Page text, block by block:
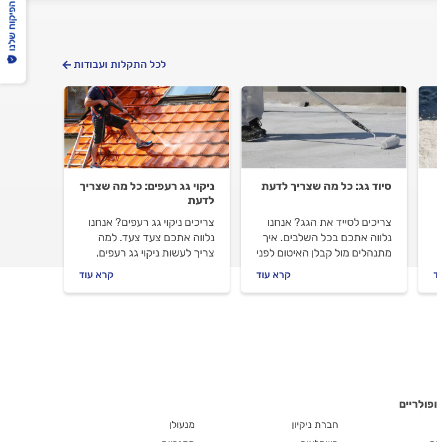
לכל התקלות ועבודות
סיוד גג: כל מה שצריך לדעת
צריכים לסייד את הגג? אנחנו
נלווה אתכם בכל השלבים. איך
מתנהלים מול קבלן האיטום לפני
סיוד גג? כל התשובות בפנים.
קרא עוד
ניקוי גג רעפים: כל מה שצריך
לדעת
צריכים ניקוי גג רעפים? אנחנו
נלווה אתכם צעד צעד. למה
צריך לעשות ניקוי גג רעפים,
וכמה יעלה ניקוי גג רעפים? כל
התשובות בפנים.
קרא עוד
הפיקוח שלנו
חברת ניקיון
מנעולן